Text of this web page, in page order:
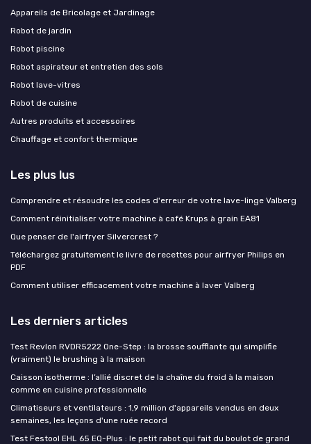
Appareils de Bricolage et Jardinage
Robot de jardin
Robot piscine
Robot aspirateur et entretien des sols
Robot lave-vitres
Robot de cuisine
Autres produits et accessoires
Chauffage et confort thermique
Les plus lus
Comprendre et résoudre les codes d'erreur de votre lave-linge Valberg
Comment réinitialiser votre machine à café Krups à grain EA81
Que penser de l'airfryer Silvercrest ?
Téléchargez gratuitement le livre de recettes pour airfryer Philips en
PDF
Comment utiliser efficacement votre machine à laver Valberg
Les derniers articles
Test Revlon RVDR5222 One-Step : la brosse soufflante qui simplifie
(vraiment) le brushing à la maison
Caisson isotherme : l’allié discret de la chaîne du froid à la maison
comme en cuisine professionnelle
Climatiseurs et ventilateurs : 1,9 million d'appareils vendus en deux
semaines, les leçons d'une ruée record
Test Festool EHL 65 EQ-Plus : le petit rabot qui fait du boulot de grand